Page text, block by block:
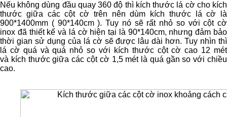
Nếu không dùng đầu quay 360 độ thì kích thước lá cờ cho kích
thước giữa các cột cờ trên nên dùm kích thước lá cờ là
900*1400mm ( 90*140cm ). Tuy nó sẽ rất nhỏ so với cột cờ
inox đã thiết kế và lá cờ hiện tại là 90*140cm, nhưng đảm bảo
thời gian sử dụng của lá cờ sẽ được lâu dài hơn. Tuy nhìn thì
lá cờ quá và quá nhỏ so với kích thước cột cờ cao 12 mét
và kích thước giữa các cột cờ 1,5 mét là quá gần so với chiều
cao.